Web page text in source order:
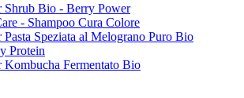
Shrub Bio - Berry Power
- Shampoo Cura Colore
Pasta Speziata al Melograno Puro Bio
Protein
Kombucha Fermentato Bio